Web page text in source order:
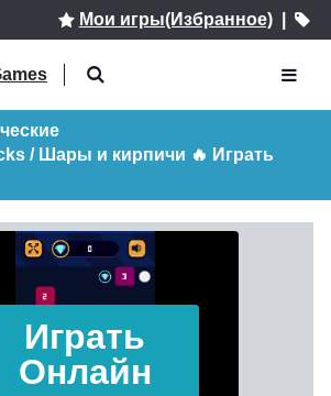
Мои игры(Избранное)|
/ Шары и кирпичи 🔥 Играть
Играть
Онлайн